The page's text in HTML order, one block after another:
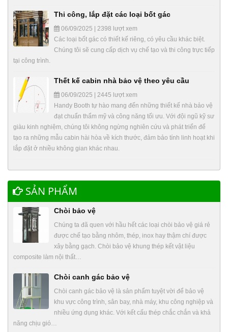
Thi công, lắp đặt các loại bốt gác
06/09/2025 | 2398 lượt xem
Các loại bốt gác có thiết kế riêng, có yêu cầu khác biệt.
Chúng tôi sẽ cung cấp dịch vụ chế tạo và thi công trực tiếp
tại công trình.
Thết kế cabin nhà bảo vệ theo yêu cầu
06/09/2025 | 2445 lượt xem
Handy Booth tự hào mang đến những thiết kế nhà bảo vệ
đạt chuẩn thẩm mỹ và công năng tối ưu. Với đội ngũ kỹ sư
giàu kinh nghiệm, chúng tôi không ngừng nghiên cứu và phát triển để
tạo ra những mẫu cabin hài hòa về kích thước, đảm bảo tính linh hoạt khi
lắp đặt ở nhiều không gian khác nhau.
SẢN PHẨM
Chòi bảo vệ
Chúng ta đã quen với hầu hết các loại chòi bảo vệ giá rẻ
được chế tạo bằng nhôm, thép, inox hay thậm chí được
xây bằng gạch. Chòi bảo vệ khung thép kết vật liệu
composite làm nội thất…
Chòi canh gác bảo vệ
Chòi canh gác bảo vệ là sản phẩm tuyệt vời để bảo vệ
khu vực công trình, sân bay, nhà máy, khu công nghiệp và
nhiều ứng dụng khác. Với kết cấu thép chắc chắn và khả
năng chịu gió…